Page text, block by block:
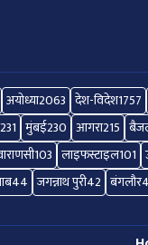
अयोध्या2063 देश-विदेश1757
231 मुंबई230 आगरा215
103 लाइफस्टाइल101
44 जगन्नाथ पुरी42 बंगलौर